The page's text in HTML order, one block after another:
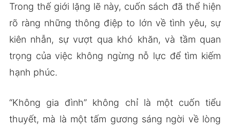
Trong thế giới lặng lẽ này, cuốn sách đã thể hiện
rõ ràng những thông điệp to lớn về tình yêu, sự
kiên nhẫn, sự vượt qua khó khăn, và tầm quan
trọng của việc không ngừng nỗ lực để tìm kiếm
hạnh phúc.
“Không gia đình” không chỉ là một cuốn tiểu
thuyết, mà là một tấm gương sáng ngời về lòng